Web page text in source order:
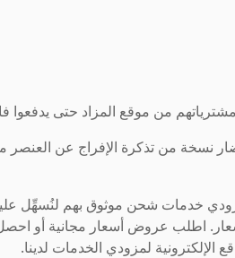
من موقع المزاد حتى يدفعوا
نسخة من تذكرة الإفراج عن
خدمات شحن موثوق بهم لنُسهِّل
اطلب عروض أسعار مجانية أو
الإلكترونية لمزودي الخدمات لدينا.